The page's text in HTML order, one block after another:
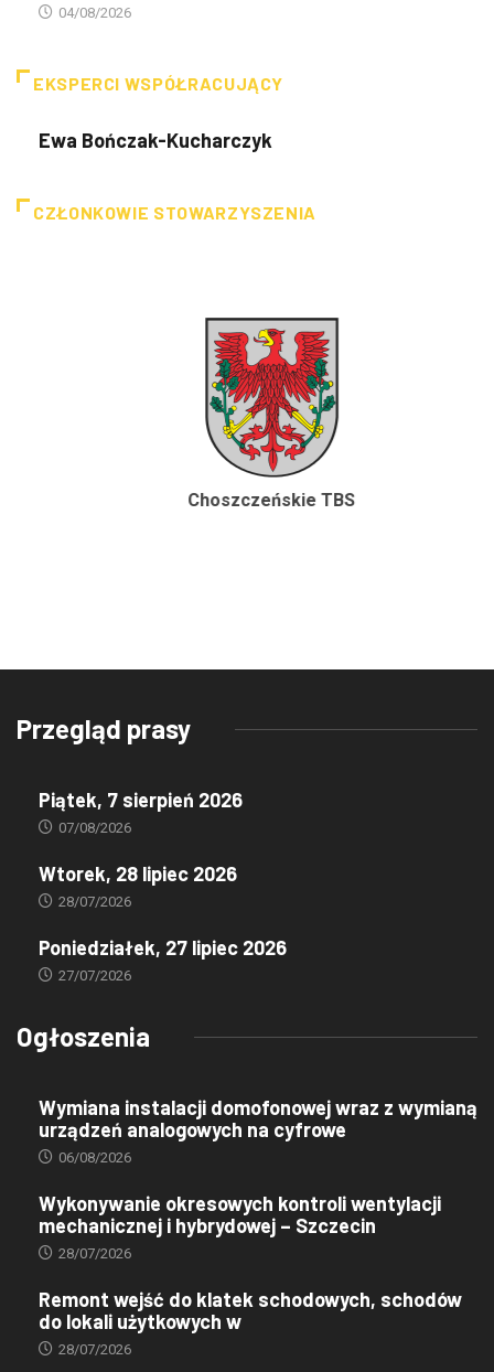
04/08/2026
EKSPERCI WSPÓŁRACUJĄCY
Ewa Bończak-Kucharczyk
CZŁONKOWIE STOWARZYSZENIA
Choszczeńskie TBS
Przegląd prasy
Piątek, 7 sierpień 2026
07/08/2026
Wtorek, 28 lipiec 2026
28/07/2026
Poniedziałek, 27 lipiec 2026
27/07/2026
Ogłoszenia
Wymiana instalacji domofonowej wraz z wymianą
urządzeń analogowych na cyfrowe
06/08/2026
Wykonywanie okresowych kontroli wentylacji
mechanicznej i hybrydowej – Szczecin
28/07/2026
Remont wejść do klatek schodowych, schodów
do lokali użytkowych w
28/07/2026